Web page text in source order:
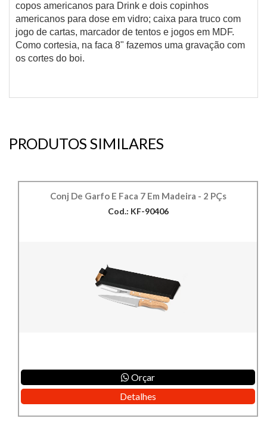
copos americanos para Drink e dois copinhos
americanos para dose em vidro; caixa para truco com
jogo de cartas, marcador de tentos e jogos em MDF.
Como cortesia, na faca 8" fazemos uma gravação com
os cortes do boi.
PRODUTOS SIMILARES
Conj De Garfo E Faca 7 Em Madeira - 2 PÇs
Cod.: KF-90406
Orçar
Detalhes